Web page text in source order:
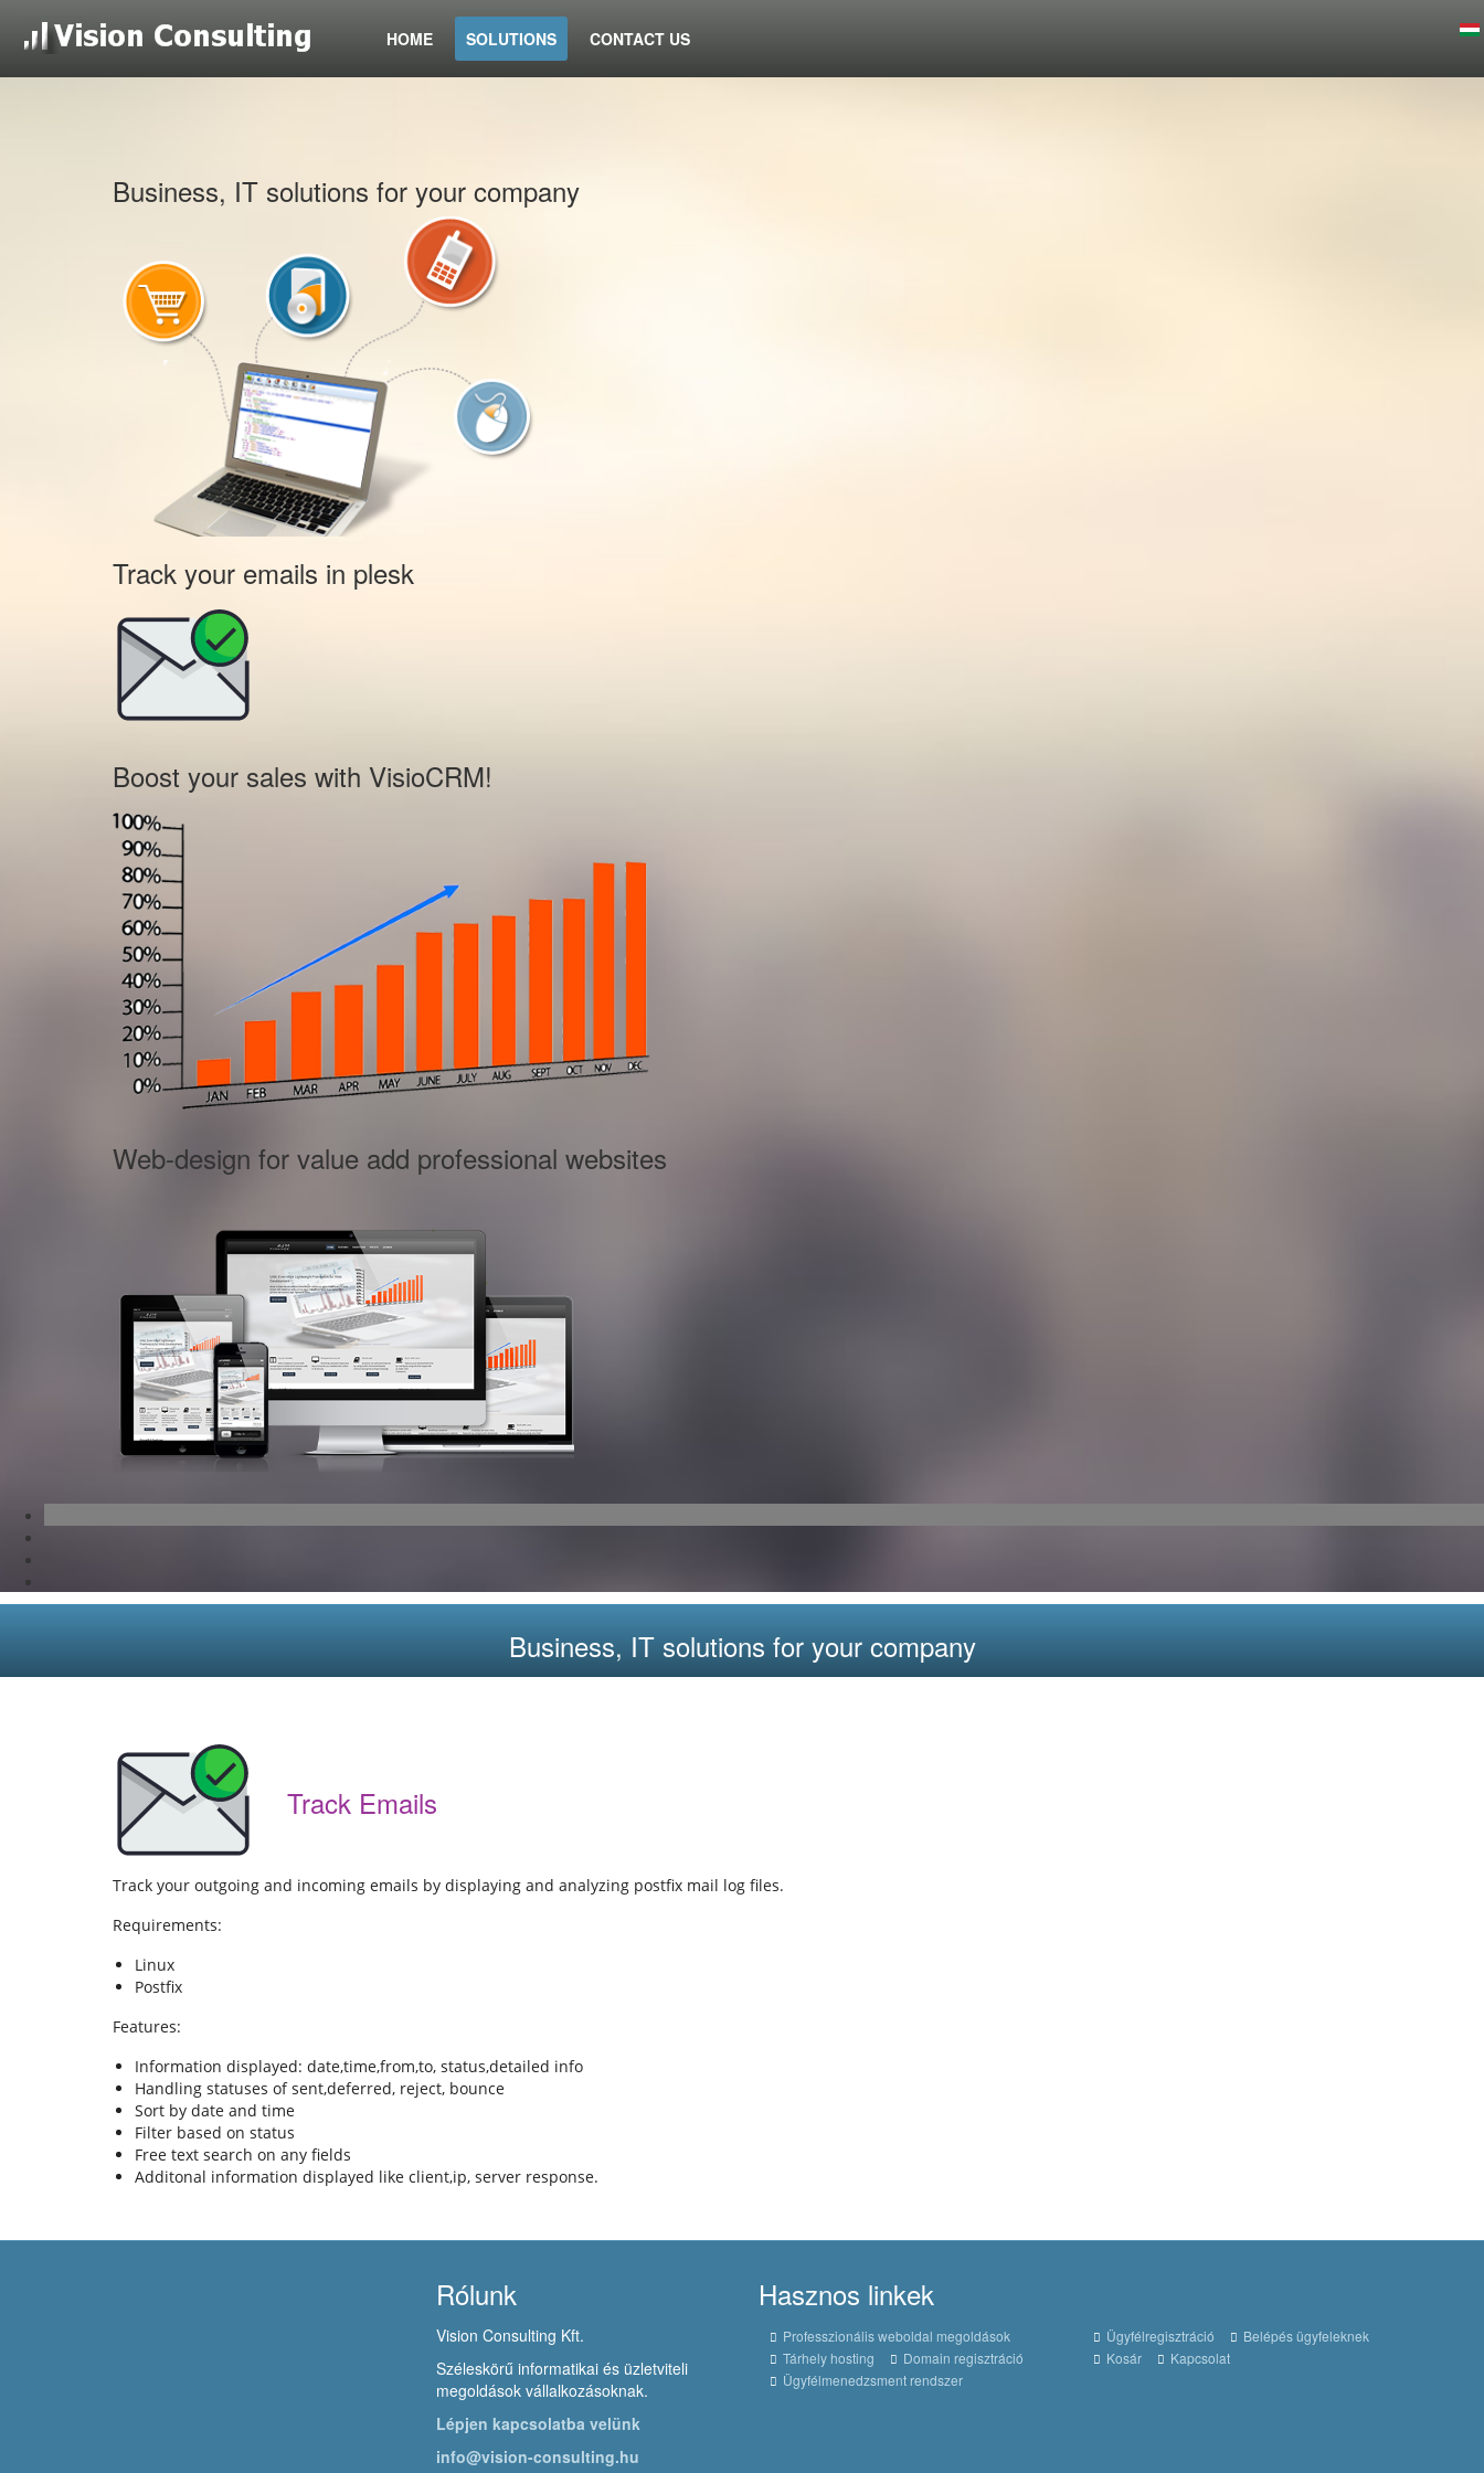
HOME SOLUTIONS CONTACT US
Business, IT solutions for your company
Track your emails in plesk
Boost your sales with VisioCRM!
Web-design for value add professional websites
Business, IT solutions for your company
Track Emails
Track your outgoing and incoming emails by displaying and analyzing postfix mail log files.
Requirements:
Linux
Postfix
Features:
Information displayed: date,time,from,to, status,detailed info
Handling statuses of sent,deferred, reject, bounce
Sort by date and time
Filter based on status
Free text search on any fields
Additonal information displayed like client,ip, server response.
Rólunk
Vision Consulting Kft.
Széleskörű informatikai és üzletviteli
megoldások vállalkozásoknak.
Lépjen kapcsolatba velünk
info@vision-consulting.hu
Hasznos linkek
Professzionális weboldal megoldások
Tárhely hosting
Domain regisztráció
Ügyfélmenedzsment rendszer
Ügyfélregisztráció
Belépés ügyfeleknek
Kosár
Kapcsolat